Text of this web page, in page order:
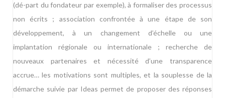
(dé-part du fondateur par exemple), à formaliser des processus
non écrits ; association confrontée à une étape de son
développement, à un changement d’échelle ou une
implantation régionale ou internationale ; recherche de
nouveaux partenaires et nécessité d’une transparence
accrue… les motivations sont multiples, et la souplesse de la
démarche suivie par Ideas permet de proposer des réponses